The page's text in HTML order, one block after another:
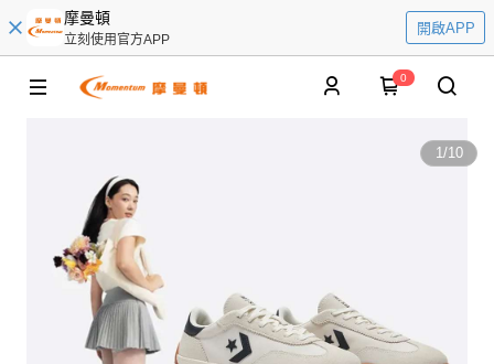
摩曼頓
立刻使用官方APP
開啟APP
0
1/10